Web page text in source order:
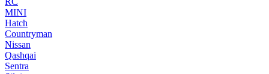
MINI
Hatch
Countryman
Nissan
Qashqai
Sentra